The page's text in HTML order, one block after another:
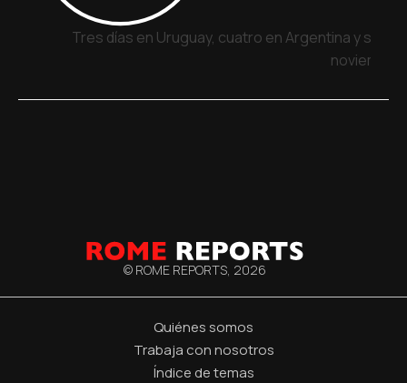
Tres días en Uruguay, cuatro en Argentina y siete
noviembre
© ROME REPORTS, 2026
Quiénes somos
Trabaja con nosotros
Índice de temas